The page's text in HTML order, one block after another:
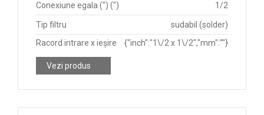
Conexiune egala (") (") 1/2
Tip filtru
sudabil (solder)
Racord intrare x ieșire
{"inch":"1\/2 x 1\/2","mm":""}
Vezi produs